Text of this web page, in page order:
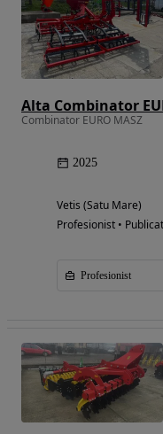
Alta Combinator
Combinator EURO MASZ
2025
Vetis (Satu Mare)
Profesionist • Publicat
Profesionist